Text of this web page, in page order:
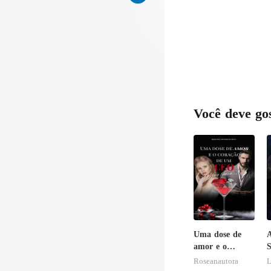
Você deve
Uma dose de
amor e o
coração de um
Roseanautora